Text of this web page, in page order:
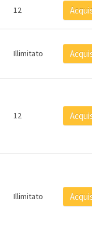
12
Illimitato
12
Illimitato